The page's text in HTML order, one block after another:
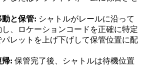
動と保管: シャトルがレールに沿って
、ロケーションコードを正確に特定
パレットを上げ下げして保管位置に配
帰: 保管完了後、シャトルは待機位置